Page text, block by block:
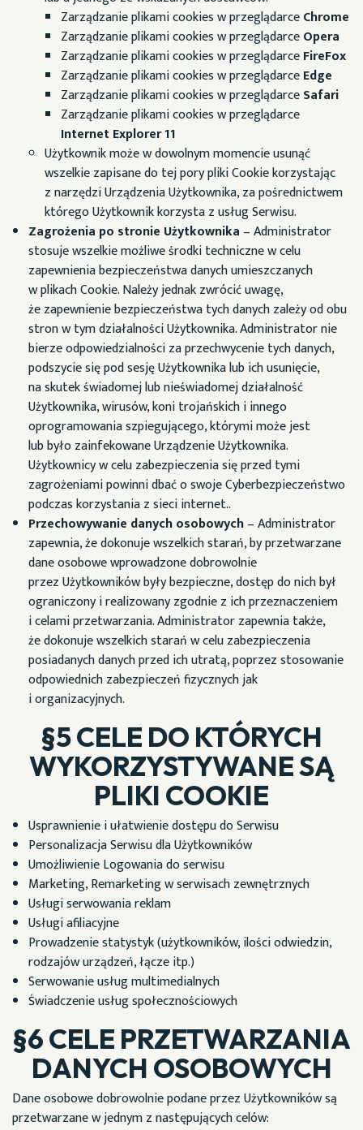
Zarządzanie plikami cookies w przeglądarceChrome
Zarządzanie plikami cookies w przeglądarceOpera
Zarządzanie plikami cookies w przeglądarceFireFox
Zarządzanie plikami cookies w przeglądarceEdge
Zarządzanie plikami cookies w przeglądarceSafari
Zarządzanie plikami cookies w przeglądarce
Internet Explorer 11
Użytkownik może w dowolnym momencie usunąć
wszelkie zapisane do tej pory pliki Cookie korzystając
z narzędzi Urządzenia Użytkownika, za pośrednictwem
którego Użytkownik korzysta z usług Serwisu.
Zagrożenia po stronie Użytkownika – Administrator
stosuje wszelkie możliwe środki techniczne w celu
zapewnienia bezpieczeństwa danych umieszczanych
w plikach Cookie. Należy jednak zwrócić uwagę,
że zapewnienie bezpieczeństwa tych danych zależy od obu
stron w tym działalności Użytkownika. Administrator nie
bierze odpowiedzialności za przechwycenie tych danych,
podszycie się pod sesję Użytkownika lub ich usunięcie,
na skutek świadomej lub nieświadomej działalność
Użytkownika, wirusów, koni trojańskich i innego
oprogramowania szpiegującego, którymi może jest
lub było zainfekowane Urządzenie Użytkownika.
Użytkownicy w celu zabezpieczenia się przed tymi
zagrożeniami powinni dbać o swojeCyberbezpieczeństwo
podczas korzystania z sieci internet..
Przechowywanie danych osobowych– Administrator
zapewnia, że dokonuje wszelkich starań, by przetwarzane
dane osobowe wprowadzone dobrowolnie
przez Użytkowników były bezpieczne, dostęp do nich był
ograniczony i realizowany zgodnie z ich przeznaczeniem
i celami przetwarzania. Administrator zapewnia także,
że dokonuje wszelkich starań w celu zabezpieczenia
posiadanych danych przed ich utratą, poprzez stosowanie
odpowiednich zabezpieczeń fizycznych jak
i organizacyjnych.
§5 CELE DO KTÓRYCH
WYKORZYSTYWANE SĄ
PLIKI COOKIE
Usprawnienie i ułatwienie dostępu do Serwisu
Personalizacja Serwisu dla Użytkowników
Umożliwienie Logowania do serwisu
Marketing, Remarketing w serwisach zewnętrznych
Usługi serwowania reklam
Usługi afiliacyjne
Prowadzenie statystyk (użytkowników, ilości odwiedzin,
rodzajów urządzeń, łącze itp.)
Serwowanie usług multimedialnych
Świadczenie usług społecznościowych
§6 CELE PRZETWARZANIA
DANYCH OSOBOWYCH
Dane osobowe dobrowolnie podane przez Użytkowników są
przetwarzane w jednym z następujących celów: